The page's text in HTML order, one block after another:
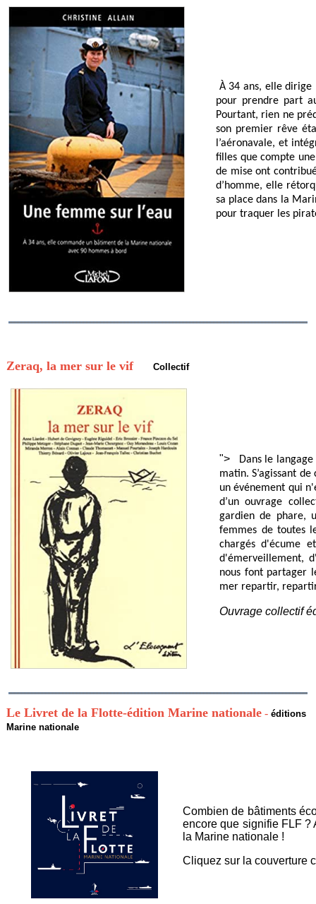
À 34 ans, elle dirige
pour prendre part
Pourtant, rien ne
son premier rêve
l’aéronavale, et
filles que compte
de mise ont
d’homme, elle
sa place dans la
pour traquer les
Zeraq, la mer sur le vif Collectif
">
Dans le
matin. S’agissant
un événement qui
d’un ouvrage
gardien de phare,
femmes de toutes
chargés d'écume
d'émerveillement,
nous font partager
mer repartir,
Ouvrage collectif
Le Livret de la Flotte-édition Marine nationale -éditions
Marine nationale
Combien de bâtiments
encore que signifie FLF ?
la Marine nationale !
Cliquez sur la couverture